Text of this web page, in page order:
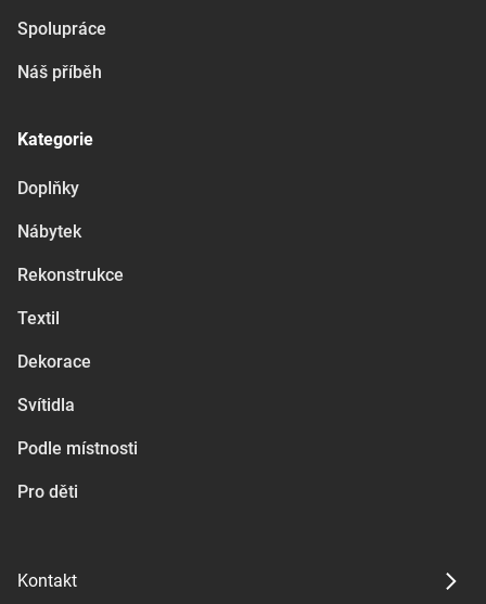
Spolupráce
Náš příběh
Kategorie
Doplňky
Nábytek
Rekonstrukce
Textil
Dekorace
Svítidla
Podle místnosti
Pro děti
Kontakt